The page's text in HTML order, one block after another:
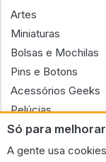
Só para
A gente usa
Artes
Miniaturas
Bolsas e Mochilas
Pins e Botons
Acessórios Geeks
Pelúcias
Bonecas